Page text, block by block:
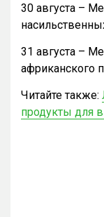
30 августа –
31 августа –
африканского
Читайте также:
продукты для